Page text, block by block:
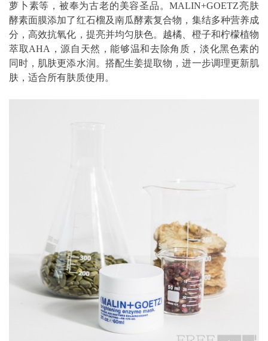
萝卜素等，被奉为古老的美容圣品。MALIN+GOETZ亮肤
酵素面膜添加了红石榴及南瓜酵素复合物，集结多种营养成
分，高效抗氧化，提亮并均匀肤色。越橘、橙子和柠檬植物
萃取AHA，源自天然，能够温和去除角质，淡化黑色素的
同时，肌肤更添水润。搭配生姜提取物，进一步调理更新肌
肤，适合所有肤质使用。